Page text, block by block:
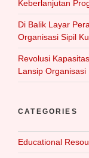
Keberlanjutan
Di Balik Layar
Organisasi Sipil
Revolusi
Lansip
CATEGORIES
Educational